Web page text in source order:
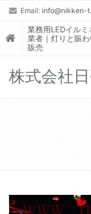
Email: info@nikken-
業務用LEDイル
業者｜灯りと賑
販売
株式会社